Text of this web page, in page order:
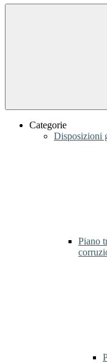
Categorie
Disposizioni
Piano